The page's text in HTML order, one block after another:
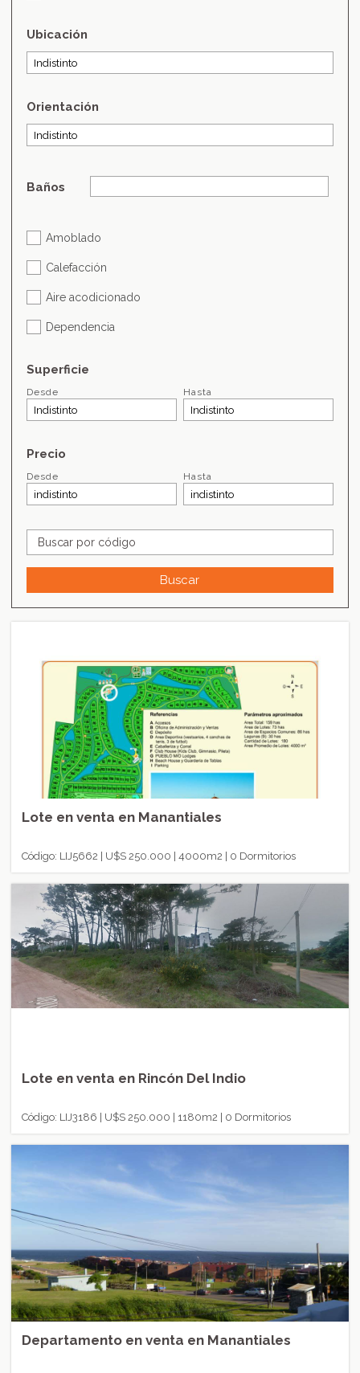
Ubicación
Orientación
Baños
Amoblado
Calefacción
Aire acodicionado
Dependencia
Superficie
Desde Hasta
Precio
Desde Hasta
Lote en venta en Manantiales
Código: LIJ5662 | U$S 250.000 | 4000m2 | 0 Dormitorios
Lote en venta en Rincón Del Indio
Código: LIJ3186 | U$S 250.000 | 1180m2 | 0 Dormitorios
Departamento en venta en Manantiales